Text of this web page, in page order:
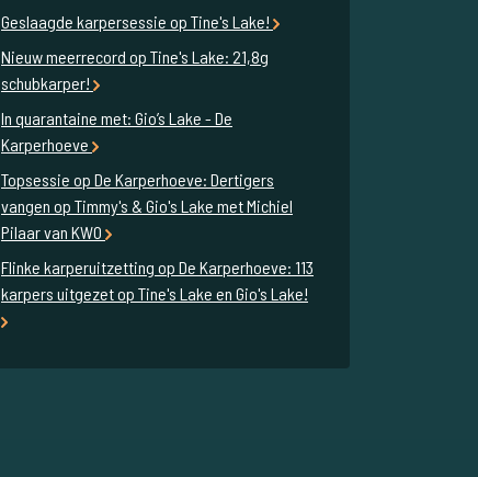
Geslaagde karpersessie op Tine's Lake!
Nieuw meerrecord op Tine's Lake: 21,8g
schubkarper!
In quarantaine met: Gio’s Lake - De
Karperhoeve
Topsessie op De Karperhoeve: Dertigers
vangen op Timmy's & Gio's Lake met Michiel
Pilaar van KWO
Flinke karperuitzetting op De Karperhoeve: 113
karpers uitgezet op Tine's Lake en Gio's Lake!